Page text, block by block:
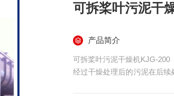
可拆桨叶污泥干
产品简介
可拆桨叶污泥干燥机KJG-200
经过干燥处理后的污泥在后